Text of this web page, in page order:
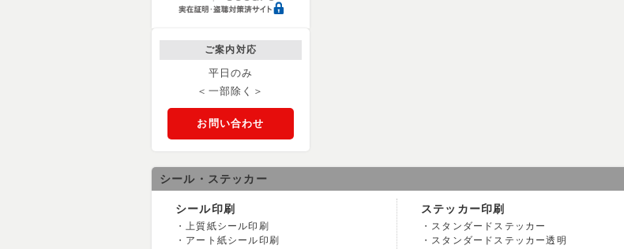
ご案内対応
平日のみ
＜一部除く＞
お問い合わせ
シール・ステッカー
シール印刷
上質紙シール印刷
アート紙シール印刷
ステッカー印刷
スタンダードステッカー
スタンダードステッカー透明